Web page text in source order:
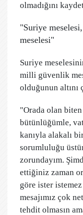
olmadığını
"Suriye
meselesi"
Suriye
milli güvenlik
olduğunun
"Orada olan
bütünlüğümle,
kanıyla alakalı
sorumluluğu
zorundayım.
ettiğiniz zaman
göre ister
mesajımız çok
tehdit olmasın